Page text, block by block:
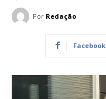
Por Redação
Facebook